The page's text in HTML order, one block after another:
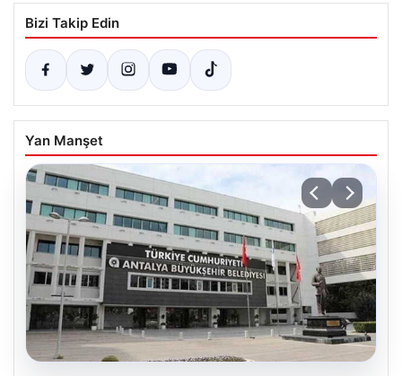
Bizi Takip Edin
Yan Manşet